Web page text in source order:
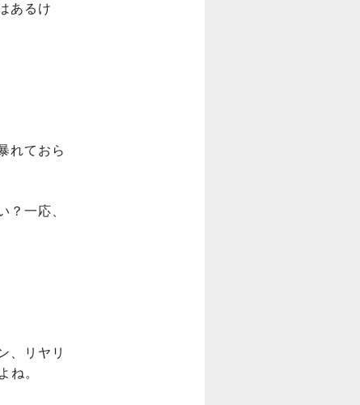
あるけ
れておら
？一応、
、リヤリ
ね。